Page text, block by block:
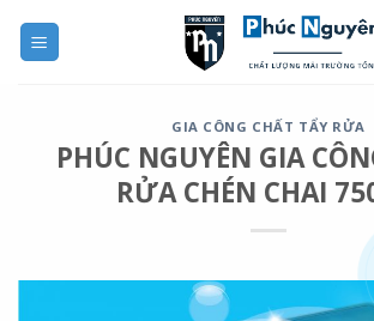
GIA CÔNG CHẤT TẨY RỬA
PHÚC NGUYÊN GIA
RỬA CHÉN CHAI